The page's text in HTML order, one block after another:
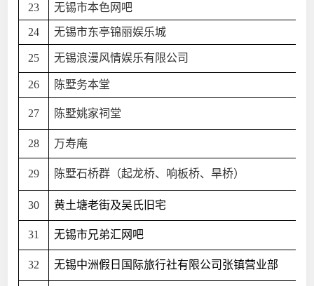
23
无锡市本色网吧
24 无锡市东亭锦丽娱乐城
25 无锡浪漫风情娱乐有限公司
26 陈墅务本堂
27 陈墅姚家祠堂
28 万寿庵
29 陈墅石桥群（起龙桥、响板桥、旱桥）
30 黄土塘老街及吴氏旧宅
31 无锡市兄弟汇网吧
32 无锡中洲假日国际旅行社有限公司张镇营业部